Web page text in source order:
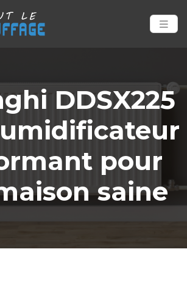
DDSX225
pour
saine